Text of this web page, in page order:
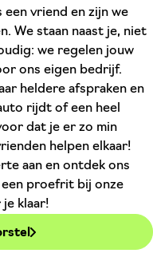
een vriend en zijn we
We staan naast je, niet
we regelen jouw
ons eigen bedrijf.
heldere afspraken en
rijdt of een heel
dat je er zo min
helpen elkaar!
aan en ontdek ons
een proefrit bij onze
klaar!